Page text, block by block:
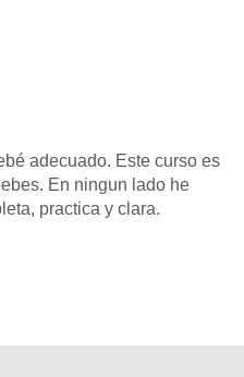
adecuado. Este curso es
En ningun lado he
practica y clara.